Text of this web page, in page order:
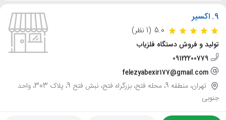
9. اکسیر
5.0 (1 نظر)
تولید و فروش دستگاه فلزیاب
09122200779
felezyabexir177@gmail.com
تهران، منطقه 9، محله فتح، بزرگراه فتح، نبش فتح 9، پلاک 303، واحد
جنوبی